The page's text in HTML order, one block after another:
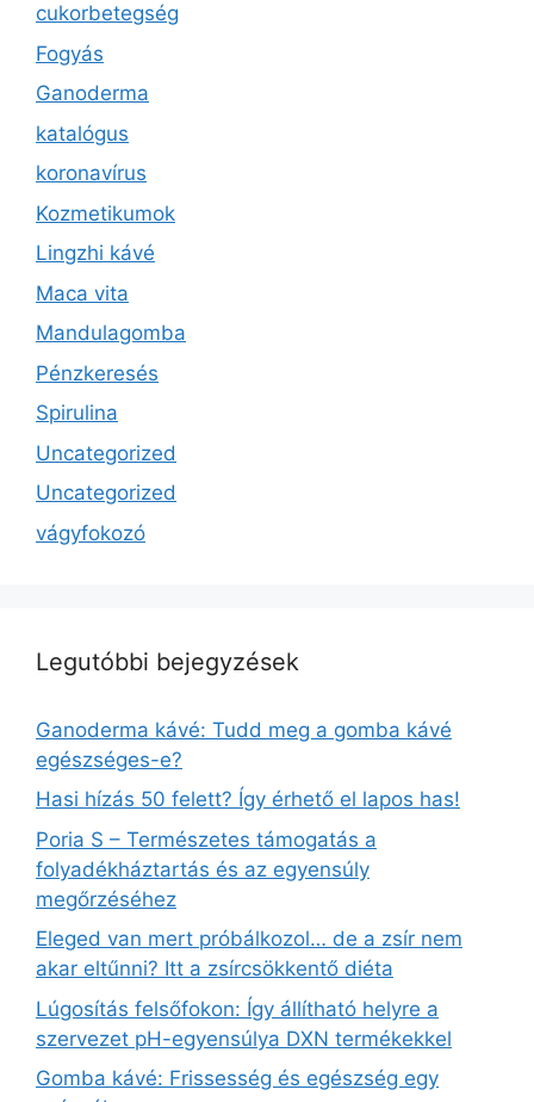
cukorbetegség
Fogyás
Ganoderma
katalógus
koronavírus
Kozmetikumok
Lingzhi kávé
Maca vita
Mandulagomba
Pénzkeresés
Spirulina
Uncategorized
Uncategorized
vágyfokozó
Legutóbbi bejegyzések
Ganoderma kávé: Tudd meg a gomba kávé
egészséges-e?
Hasi hízás 50 felett? Így érhető el lapos has!
Poria S – Természetes támogatás a
folyadékháztartás és az egyensúly
megőrzéséhez
Eleged van mert próbálkozol… de a zsír nem
akar eltűnni? Itt a zsírcsökkentő diéta
Lúgosítás felsőfokon: Így állítható helyre a
szervezet pH-egyensúlya DXN termékekkel
Gomba kávé: Frissesség és egészség egy